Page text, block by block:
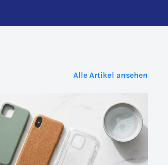
Alle Artikel ansehen